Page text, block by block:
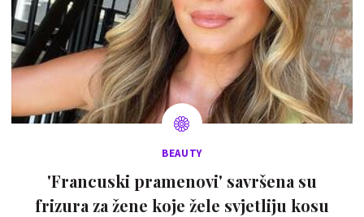
BEAUTY
'Francuski pramenovi' savršena su
frizura za žene koje žele svjetliju kosu